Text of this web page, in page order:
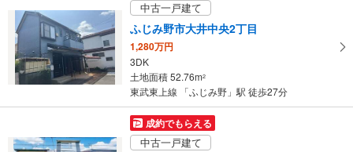
土地面積 99.04m
東武東上線 「ふじみ野」駅 徒歩34分
中古一戸建て
ふじみ野市大井中央2丁目
1,280万円
3DK
土地面積 52.76m2
東武東上線 「ふじみ野」駅 徒歩27分
成約でもらえる
中古一戸建て